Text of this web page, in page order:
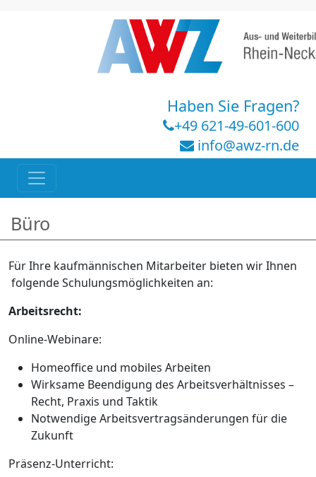
Haben Sie Fragen?
+49 621-49-601-600
info@awz-rn.de
Büro
Für Ihre kaufmännischen Mitarbeiter bieten wir Ihnen
folgende Schulungsmöglichkeiten an:
Arbeitsrecht:
Online-Webinare:
Homeoffice und mobiles Arbeiten
Wirksame Beendigung des Arbeitsverhältnisses –
Recht, Praxis und Taktik
Notwendige Arbeitsvertragsänderungen für die
Zukunft
Präsenz-Unterricht: